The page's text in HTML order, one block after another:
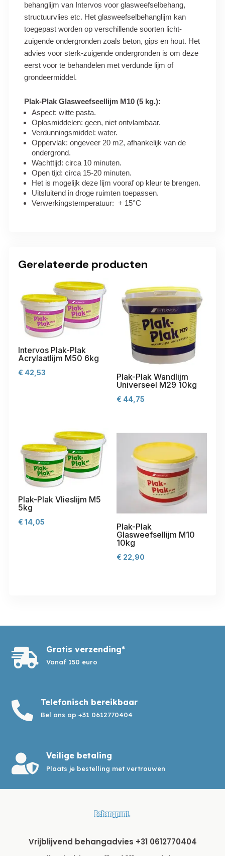
behanglijm van Intervos voor glasweefselbehang,
structuurvlies etc. Het glasweefselbehanglijm kan
toegepast worden op verschillende soorten licht-
zuigende ondergronden zoals beton, gips en hout. Het
advies voor sterk-zuigende ondergronden is om deze
eerst voor te behandelen met verdunde lijm of
grondeermiddel.
Plak-Plak Glasweefseellijm M10 (5 kg.):
Aspect: witte pasta.
Oplosmiddelen: geen, niet ontvlambaar.
Verdunningsmiddel: water.
Oppervlak: ongeveer 20 m2, afhankelijk van de
ondergrond.
Wachttijd: circa 10 minuten.
Open tijd: circa 15-20 minuten.
Het is mogelijk deze lijm vooraf op kleur te brengen.
Uitsluitend in droge ruimten toepassen.
Verwerkingstemperatuur: + 15°C
Gerelateerde producten
Intervos Plak-Plak
Acrylaatlijm M50 6kg
€ 42,53
Plak-Plak Wandlijm
Universeel M29 10kg
€ 44,75
Plak-Plak Vlieslijm M5
5kg
€ 14,05
Plak-Plak
Glasweefsellijm M10
10kg
€ 22,90
 Gratis verzending*
Vanaf 150 euro
 Telefonisch bereikbaar
Bel ons op +31 0612770404
 Veilige betaling
Plaats je bestelling met vertrouwen
Vrijblijvend behangadvies +31 0612770404